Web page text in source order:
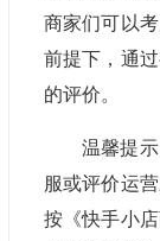
商家们可以
前提下，通
的评价。
温馨提
服或评价运
按《快手小